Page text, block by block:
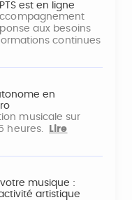
est en ligne
aux besoins
continues
en
musicale sur
heures.
Lire
musique :
artistique